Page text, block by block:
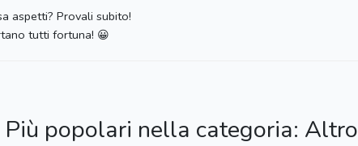
aspetti? Provali subito!
tutti fortuna! 😀
Più popolari nella categoria: Altro